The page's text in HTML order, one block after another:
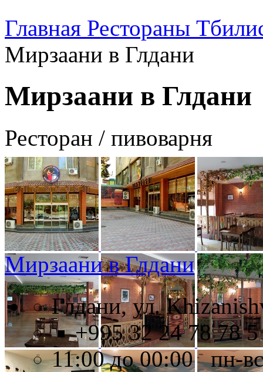
Главная Рестораны
Мирзаани в Глдани
Мирзаани в Глдани
Ресторан / пивоварня
Мирзаани в Глдани
Глдани, ул.
+995 32 24 78 78 5
11:00 до 00:00 пн-вс